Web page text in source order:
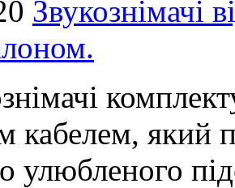
Звукознімачі
кабелем, який
улюбленого